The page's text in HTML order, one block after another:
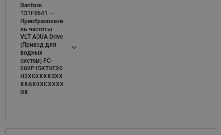
Danfoss
131F6641 —
Преобразовате
ль частоты
VLT AQUA Drive
(Привод для
водных
систем) FC-
202P15KT4E20
H2XGXXXXSXX
XXAXBXCXXXX
DX